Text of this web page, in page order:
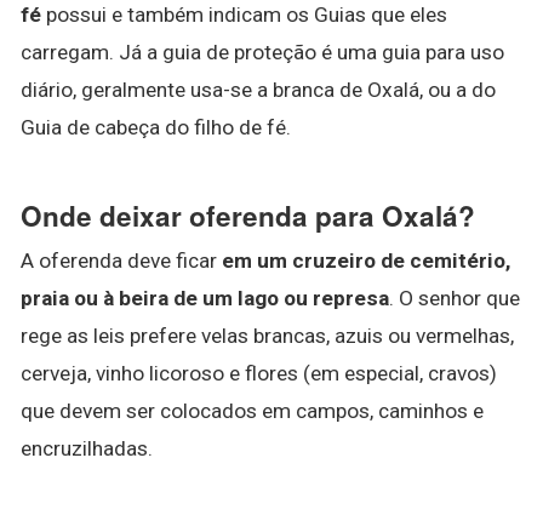
fé possui e também indicam os Guias que eles
carregam. Já a guia de proteção é uma guia para uso
diário, geralmente usa-se a branca de Oxalá, ou a do
Guia de cabeça do filho de fé.
Onde deixar oferenda para Oxalá?
A oferenda deve ficar em um cruzeiro de cemitério,
praia ou à beira de um lago ou represa. O senhor que
rege as leis prefere velas brancas, azuis ou vermelhas,
cerveja, vinho licoroso e flores (em especial, cravos)
que devem ser colocados em campos, caminhos e
encruzilhadas.